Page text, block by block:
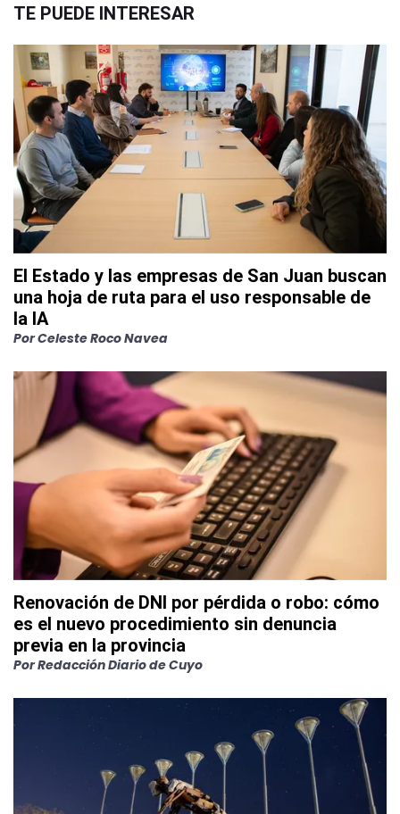
TE PUEDE INTERESAR
El Estado y las empresas de San Juan buscan
una hoja de ruta para el uso responsable de
la IA
PorCeleste Roco Navea
Renovación de DNI por pérdida o robo: cómo
es el nuevo procedimiento sin denuncia
previa en la provincia
PorRedacción Diario de Cuyo